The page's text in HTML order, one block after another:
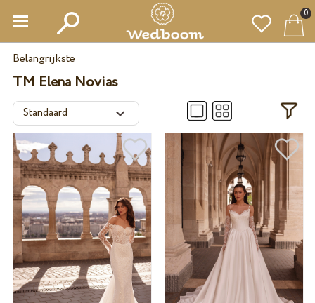
0
Belangrijkste
TM Elena Novias